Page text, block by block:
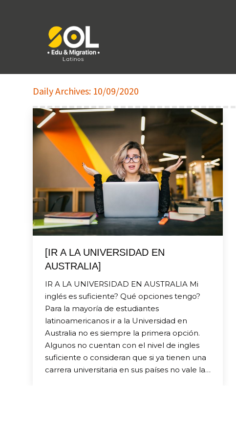
Daily Archives: 10/09/2020
[IR A LA UNIVERSIDAD EN
AUSTRALIA]
IR A LA UNIVERSIDAD EN AUSTRALIA Mi
inglés es suficiente? Qué opciones tengo?
Para la mayoría de estudiantes
latinoamericanos ir a la Universidad en
Australia no es siempre la primera opción.
Algunos no cuentan con el nivel de ingles
suficiente o consideran que si ya tienen una
carrera universitaria en sus países no vale la…